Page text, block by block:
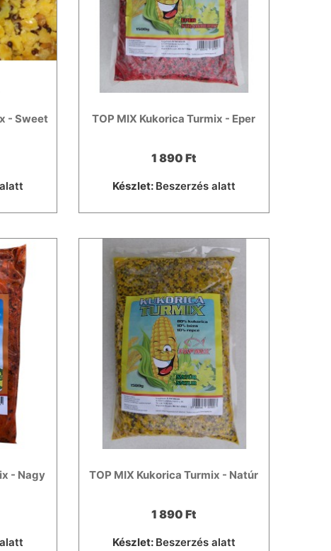
- Sweet
TOP MIX Kukorica Turmix - Eper
1 890 Ft
Készlet: Beszerzés alatt
- Nagy
TOP MIX Kukorica Turmix - Natúr
1 890 Ft
Készlet: Beszerzés alatt